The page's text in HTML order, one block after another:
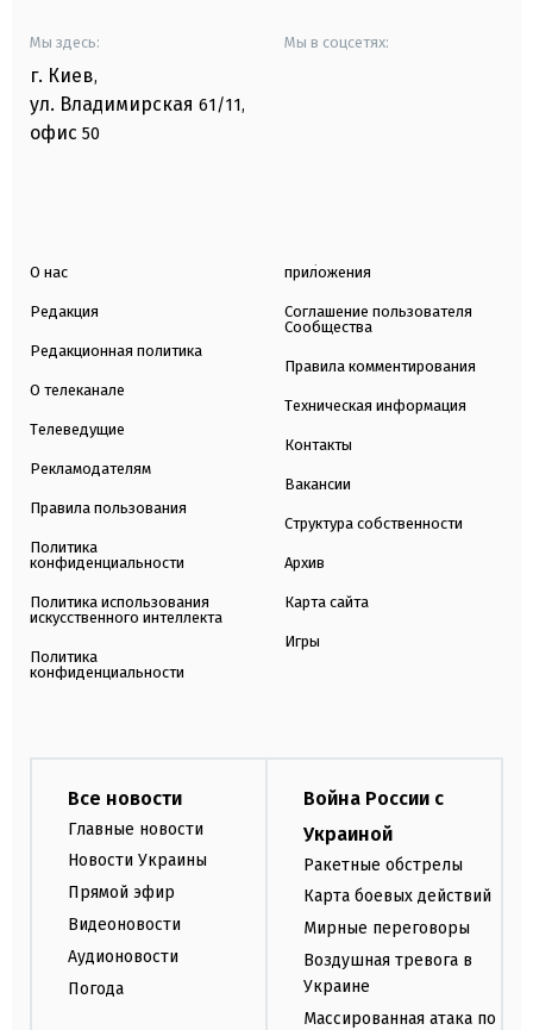
Мы здесь:
г. Киев,
ул. Владимирская 61/11,
офис 50
Мы в соцсетях:
О нас
Редакция
Редакционная политика
О телеканале
Телеведущие
Рекламодателям
Правила пользования
Политика
конфиденциальности
Политика использования
искусственного интеллекта
Политика
конфиденциальности
приложения
Соглашение пользователя
Сообщества
Правила комментирования
Техническая информация
Контакты
Вакансии
Структура собственности
Архив
Карта сайта
Игры
Все новости
Главные новости
Новости Украины
Прямой эфир
Видеоновости
Аудионовости
Погода
Война России с
Украиной
Ракетные обстрелы
Карта боевых действий
Мирные переговоры
Воздушная тревога в
Украине
Массированная атака по